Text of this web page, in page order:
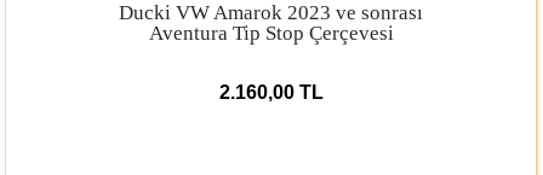
Ducki VW Amarok 2023 ve sonrası
Aventura Tip Stop Çerçevesi
2.160,00 TL